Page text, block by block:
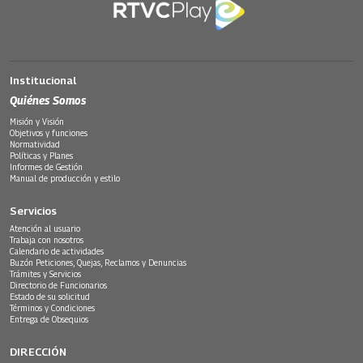
Institucional
Quiénes Somos
Misión y Visión
Objetivos y funciones
Normatividad
Políticas y Planes
Informes de Gestión
Manual de producción y estilo
Servicios
Atención al usuario
Trabaja con nosotros
Calendario de actividades
Buzón Peticiones, Quejas, Reclamos y Denuncias
Trámites y Servicios
Directorio de Funcionarios
Estado de su solicitud
Términos y Condiciones
Entrega de Obsequios
DIRECCIÓN